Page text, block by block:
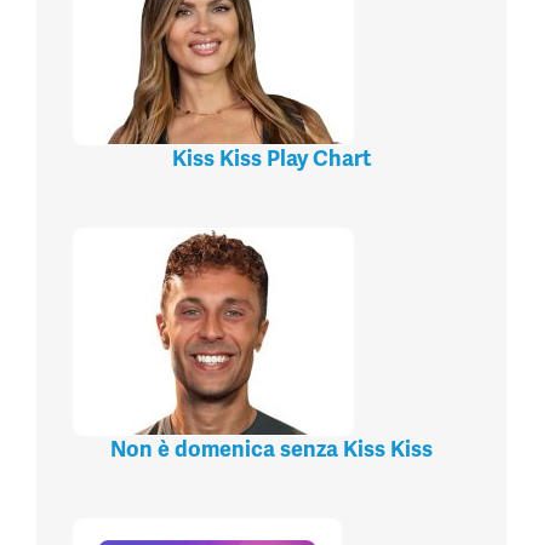
Kiss Kiss Play Chart
Non è domenica senza Kiss Kiss